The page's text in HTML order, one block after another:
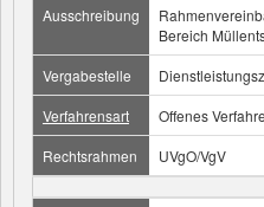
Ausschreibung
Bereich
Vergabestelle
Verfahrensart
Offenes
Rechtsrahmen
UVgO/VgV